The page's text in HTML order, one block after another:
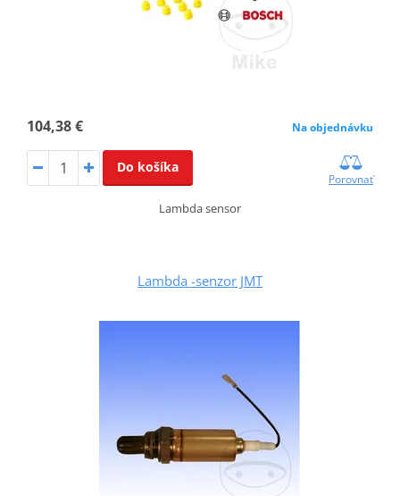
104,38 € Na objednávku
Do košíka
Porovnať
Lambda sensor
Lambda -senzor JMT